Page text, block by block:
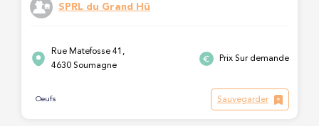
SPRL du Grand Hû
Rue Matefosse 41,
4630 Soumagne
Prix Sur demande
Oeufs Sauvegarder